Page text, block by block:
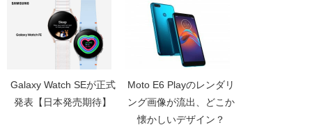
Galaxy Watch SEが正式
発表【日本発売期待】
Moto E6 Playのレンダリ
ング画像が流出、どこか
懐かしいデザイン？